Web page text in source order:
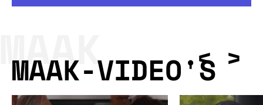
MAAK-VIDEO'S
MAAK